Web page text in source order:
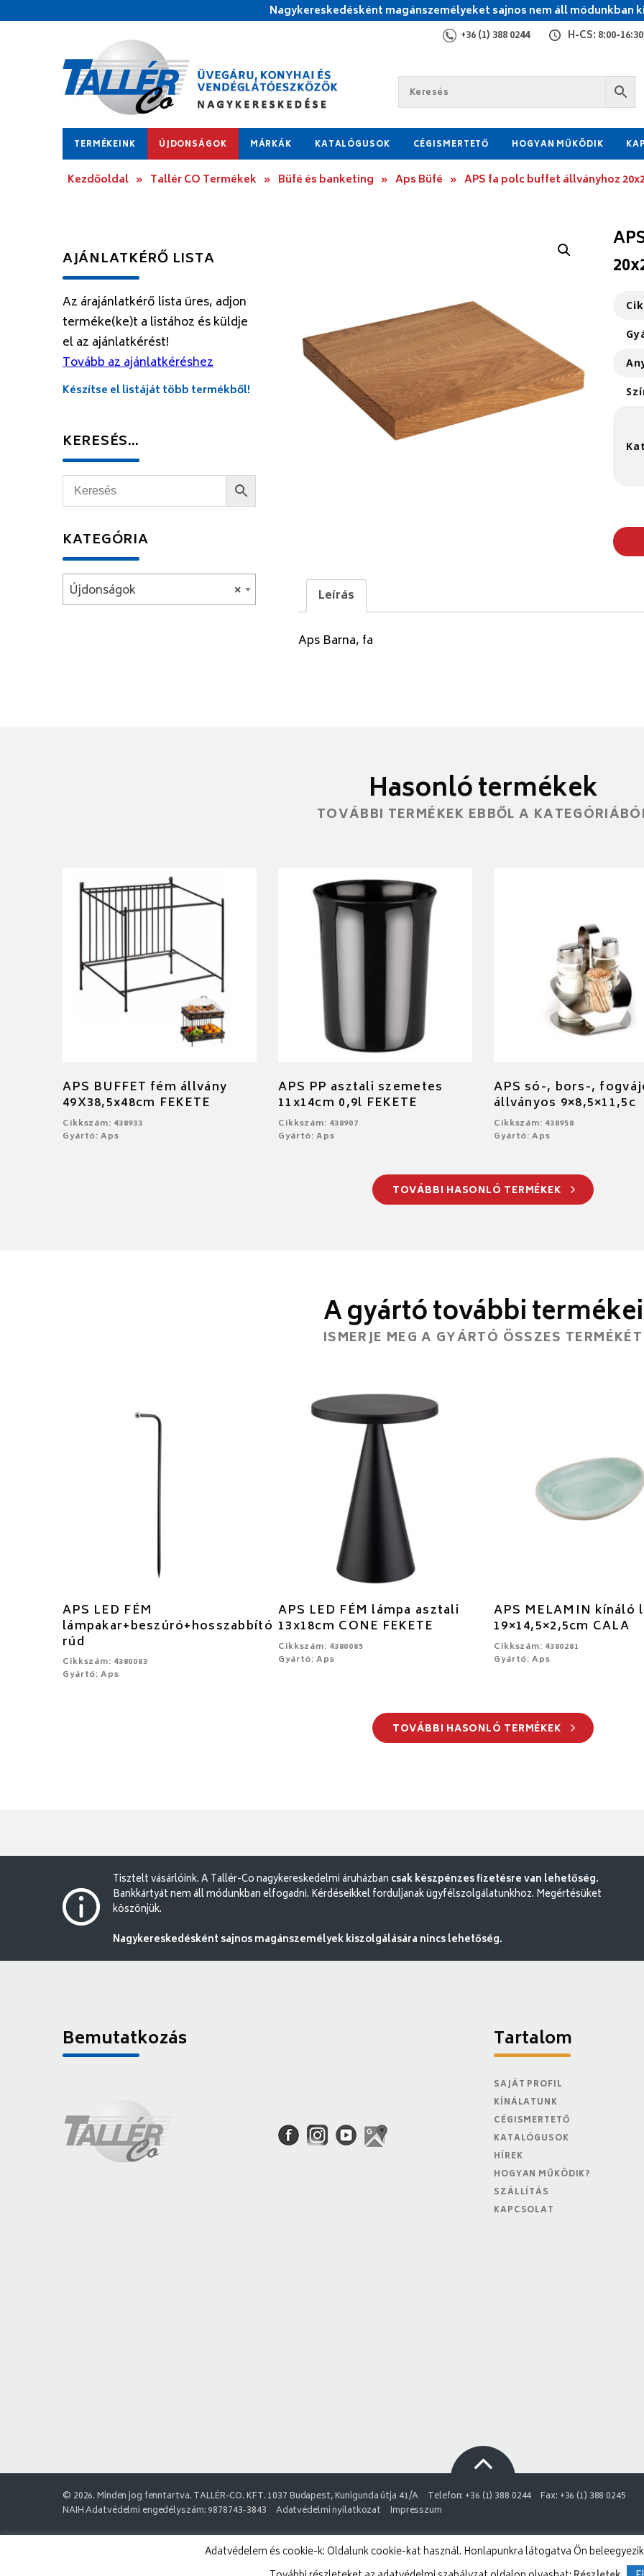
Nagykereskedésként magánszemélyeket sajnos nem áll módunkban
+36 (1) 388 0244 H-CS: 8:00-
TERMÉKEINK ÚJDONSÁGOK MÁRKÁK KATALÓGUSOK CÉGISMERTETŐ HOGYAN MŰKÖDIK
Kezdőoldal » Tallér CO Termékek » Büfé és banketing » Aps Büfé » APS fa polc buffet állványhoz
Leírás
Aps Barna, fa
AJÁNLATKÉRŐ LISTA
Az árajánlatkérő lista üres, adjon
terméke(ke)t a listához és küldje
el az ajánlatkérést!
Tovább az ajánlatkéréshez
Készítse el listáját több termékből!
KERESÉS…
KATEGÓRIA
×
Újdonságok
Hasonló termékek
TOVÁBBI TERMÉKEK EBBŐL A
APS BUFFET fém állvány
49X38,5x48cm FEKETE
Cikkszám: 438933
Gyártó: Aps
APS PP asztali szemetes
11x14cm 0,9l FEKETE
Cikkszám: 438907
Gyártó: Aps
APS só-, bors-,
állványos 9×8,5×11,5c
Cikkszám: 438958
Gyártó: Aps
TOVÁBBI HASONLÓ TERMÉKEK
A gyártó további termékei
ISMERJE MEG A GYÁRTÓ ÖSSZES TERMÉKÉT
APS LED FÉM
lámpakar+beszúró+hosszabbító
rúd
Cikkszám: 4380083
Gyártó: Aps
APS LED FÉM lámpa asztali
13x18cm CONE FEKETE
Cikkszám: 4380085
Gyártó: Aps
APS MELAMIN kínáló
19×14,5×2,5cm CALA
Cikkszám: 4380281
Gyártó: Aps
TOVÁBBI HASONLÓ TERMÉKEK
Tisztelt vásárlóink. A Tallér-Co nagykereskedelmi áruházban csak készpénzes fizetésre van lehetőség.
Bankkártyát nem áll módunkban elfogadni. Kérdéseikkel forduljanak ügyfélszolgálatunkhoz. Megértésüket
köszönjük.
Nagykereskedésként sajnos magánszemélyek kiszolgálására nincs lehetőség.
Bemutatkozás Tartalom
SAJÁT PROFIL
KÍNÁLATUNK
CÉGISMERTETŐ
KATALÓGUSOK
HÍREK
HOGYAN MŰKÖDIK?
SZÁLLÍTÁS
KAPCSOLAT
© 2026. Minden jog fenntartva. TALLÉR-CO. KFT. 1037 Budapest, Kunigunda útja 41/A Telefon: +36 (1) 388 0244
Fax: +36 (1) 388 0245
NAIH Adatvédelmi engedélyszám: 9878743-3843
Adatvédelmi nyilatkozat Impresszum
Adatvédelem és cookie-k: Oldalunk cookie-kat használ. Honlapunkra látogatva Ön